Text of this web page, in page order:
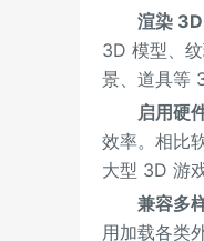
渲染 3D
3D 模型、
景、道具等
启用硬
效率。相比
大型 3D 游
兼容多
用加载各类